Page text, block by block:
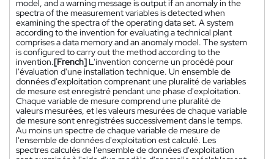
model, and a warning message is output if an anomaly in the
spectra of the measurement variables is detected when
examining the spectra of the operating data set. A system
according to the invention for evaluating a technical plant
comprises a data memory and an anomaly model. The system
is configured to carry out the method according to the
invention.[French] L'invention concerne un procédé pour
l'évaluation d'une installation technique. Un ensemble de
données d'exploitation comprenant une pluralité de variables
de mesure est enregistré pendant une phase d'exploitation.
Chaque variable de mesure comprend une pluralité de
valeurs mesurées, et les valeurs mesurées de chaque variable
de mesure sont enregistrées successivement dans le temps.
Au moins un spectre de chaque variable de mesure de
l'ensemble de données d'exploitation est calculé. Les
spectres calculés de l'ensemble de données d'exploitation